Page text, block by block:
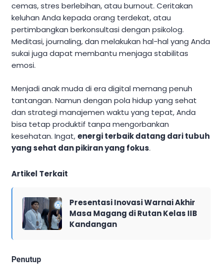
cemas, stres berlebihan, atau burnout. Ceritakan
keluhan Anda kepada orang terdekat, atau
pertimbangkan berkonsultasi dengan psikolog.
Meditasi, journaling, dan melakukan hal-hal yang Anda
sukai juga dapat membantu menjaga stabilitas
emosi.
Menjadi anak muda di era digital memang penuh
tantangan. Namun dengan pola hidup yang sehat
dan strategi manajemen waktu yang tepat, Anda
bisa tetap produktif tanpa mengorbankan
kesehatan. Ingat, energi terbaik datang dari tubuh
yang sehat dan pikiran yang fokus.
Artikel Terkait
Presentasi Inovasi Warnai Akhir
Masa Magang di Rutan Kelas IIB
Kandangan
Penutup